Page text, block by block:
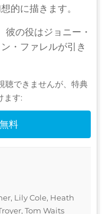
的に描きます。
彼の役はジョニー・
・ファレルが引き
聴できませんが、特典
ます:
料
Lily Cole, Heath
Tom Waits